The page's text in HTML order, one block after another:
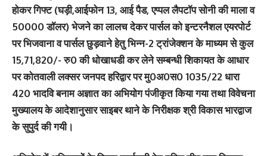
होकर गिफ्ट (घड़ी,आईफोन 13, आई पैड, एप्पल लैपटॉप सोनी की माला व
50000 डॉलर) भेजने का लालच देकर पार्सल को इन्टरनैशल एयरपोर्ट
पर भिजवाना व पार्सल छुड़वाने हेतु भिन्न-2 ट्रांजेक्शन के माध्यम से कुल
15,71,820/- रु0 की धोखाधडी कर लेने सम्बन्धी शिकायत के आधार
पर कोतवाली लक्सर जनपद हरिद्वार पर मु0अ0स0 1035/22 धारा
420 भादवि बनाम अज्ञात का अभियोग पंजीकृत किया गया तथा विवेचना
मुख्यालय के आदेशानुसार साइबर थाने के निरीक्षक श्री विकास भारद्वाज
के सुपुर्द की गयी।